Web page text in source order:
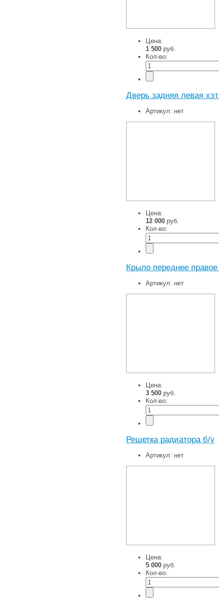
Цена:
1 500 руб.
Кол-во:
Дверь задняя левая
Артикул: нет
Цена:
12 000 руб.
Кол-во:
Крыло переднее
Артикул: нет
Цена:
3 500 руб.
Кол-во:
Решетка радиатора б/у
Артикул: нет
Цена:
5 000 руб.
Кол-во: